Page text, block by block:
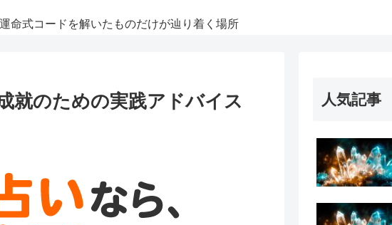
運命式コードを解いたものだけが辿り着く場所
就のための実践アドバイス 人気記事